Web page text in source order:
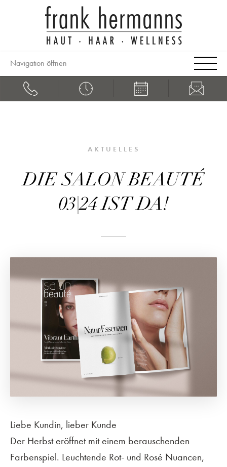
Navigation öffnen
AKTUELLES
DIE SALON BEAUTÉ
03|24 IST DA!
Liebe Kundin, lieber Kunde
Der Herbst eröffnet mit einem berauschenden
Farbenspiel. Leuchtende Rot- und Rosé Nuancen,